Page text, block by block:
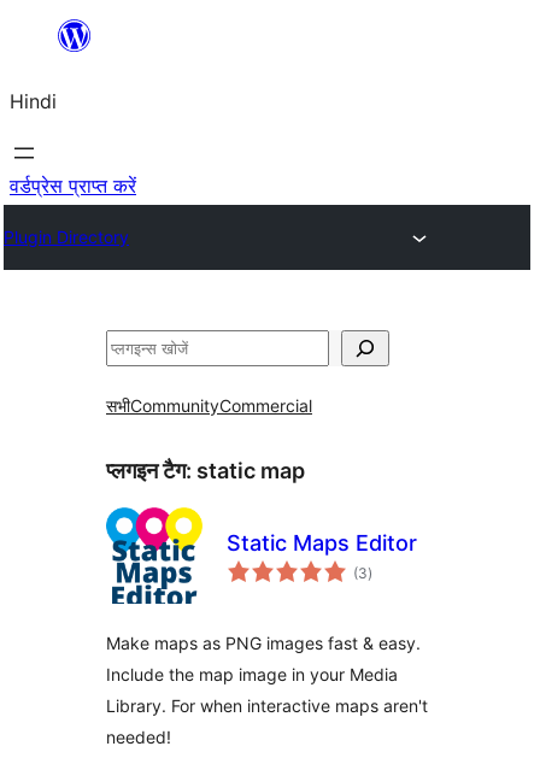
सामग्री
जाएं
Hindi
वर्डप्रेस प्राप्त करें
Plugin Directory
खोजें
सभीCommunityCommercial
प्लगइन टैग: static map
Static Maps Editor
(3कुल
दर)
Make maps as PNG images fast & easy.
Include the map image in your Media
Library. For when interactive maps aren't
needed!